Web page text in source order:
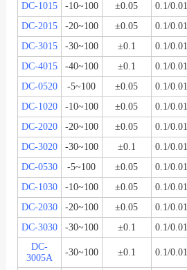
DC-1015
-10~100 ±0.05 0.1/0.01
DC-2015
-20~100 ±0.05 0.1/0.01
DC-3015
-30~100 ±0.1 0.1/0.01
DC-4015
-40~100 ±0.1 0.1/0.01
DC-0520
-5~100 ±0.05 0.1/0.01
DC-1020
-10~100 ±0.05 0.1/0.01
DC-2020
-20~100 ±0.05 0.1/0.01
DC-3020
-30~100 ±0.1 0.1/0.01
DC-0530
-5~100 ±0.05 0.1/0.01
DC-1030
-10~100 ±0.05 0.1/0.01
DC-2030
-20~100 ±0.05 0.1/0.01
DC-3030
-30~100 ±0.1 0.1/0.01
DC-
3005A
-30~100 ±0.1 0.1/0.01